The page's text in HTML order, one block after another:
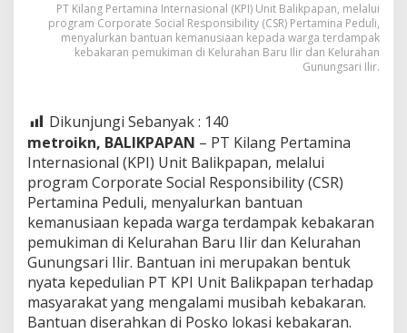
PT Kilang Pertamina Internasional (KPI) Unit Balikpapan, melalui
program Corporate Social Responsibility (CSR) Pertamina Peduli,
menyalurkan bantuan kemanusiaan kepada warga terdampak
kebakaran pemukiman di Kelurahan Baru Ilir dan Kelurahan
Gunungsari Ilir.
Dikunjungi Sebanyak : 140
metroikn, BALIKPAPAN – PT Kilang Pertamina
Internasional (KPI) Unit Balikpapan, melalui
program Corporate Social Responsibility (CSR)
Pertamina Peduli, menyalurkan bantuan
kemanusiaan kepada warga terdampak kebakaran
pemukiman di Kelurahan Baru Ilir dan Kelurahan
Gunungsari Ilir. Bantuan ini merupakan bentuk
nyata kepedulian PT KPI Unit Balikpapan terhadap
masyarakat yang mengalami musibah kebakaran.
Bantuan diserahkan di Posko lokasi kebakaran.